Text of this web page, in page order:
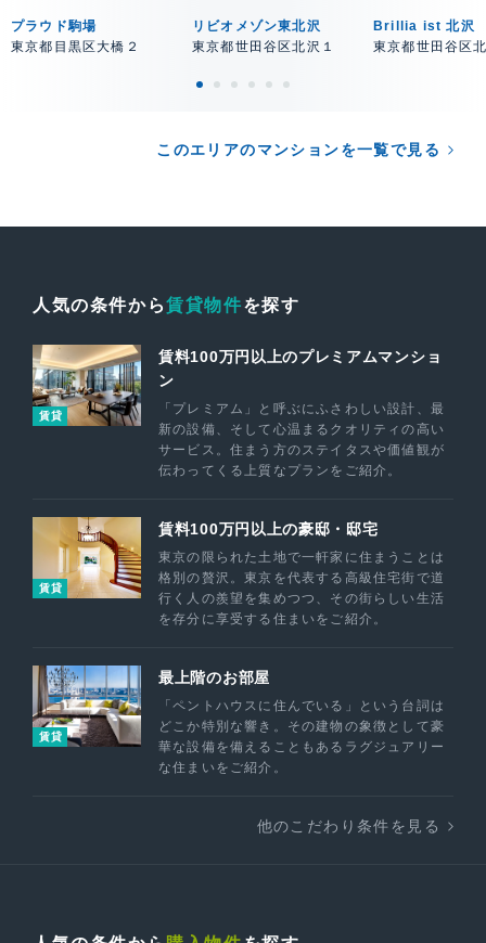
プラウド駒場
東京都目黒区大橋２
リビオメゾン東北沢
東京都世田谷区北沢１
Brillia ist 北沢
東京都世田谷区
このエリアのマンションを一覧で見る
人気の条件から賃貸物件を探す
賃貸
賃料100万円以上のプレミアムマンショ
ン
「プレミアム」と呼ぶにふさわしい設計、最
新の設備、そして心温まるクオリティの高い
サービス。住まう方のステイタスや価値観が
伝わってくる上質なプランをご紹介。
賃貸
賃料100万円以上の豪邸・邸宅
東京の限られた土地で一軒家に住まうことは
格別の贅沢。東京を代表する高級住宅街で道
行く人の羨望を集めつつ、その街らしい生活
を存分に享受する住まいをご紹介。
賃貸
最上階のお部屋
「ペントハウスに住んでいる」という台詞は
どこか特別な響き。その建物の象徴として豪
華な設備を備えることもあるラグジュアリー
な住まいをご紹介。
他のこだわり条件を見る